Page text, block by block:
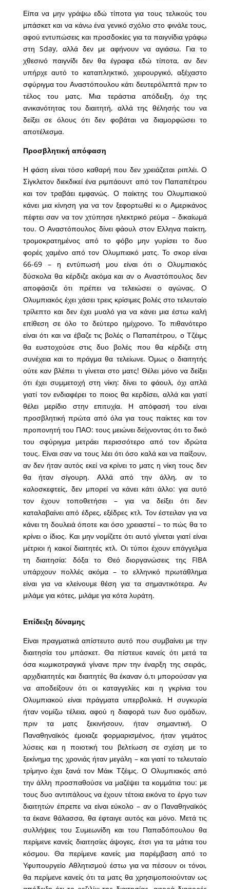
Είπα να μην γράψω εδώ τίποτα για τους τελικούς του
μπάσκετ και να κάνω ένα γενικό σχόλιο στο φινάλε τους,
αφού εντυπώσεις και προσδοκίες για τα παιγνίδια γράφω
στη Sday, αλλά δεν με αφήνουν να αγιάσω. Για το
χθεσινό παιγνίδι δεν θα έγραφα εδώ τίποτα, αν δεν
υπήρχε αυτό το καταπληκτικό, χειρουργικό, αξέχαστο
σφύριγμα του Αναστόπουλου κάτι δευτερόλεπτά πριν το
τέλος του ματς. Μια τεράστια απόδειξη, όχι της
ανικανότητας του διαιτητή, αλλά της θέλησής του να
δείξει σε όλους ότι δεν φοβάται να διαμορφώσει το
αποτέλεσμα.
Προσβλητική απόφαση
Η φάση είναι τόσο καθαρή που δεν χρειάζεται ριπλέι. Ο
Σίγκλετον διεκδικεί ένα ριμπάουντ από τον Παπαπέτρου
και τον τραβάει εμφανώς. Ο παίκτης του Ολυμπιακού
κάνει μια κίνηση για να τον ξεφορτωθεί κι ο Αμερικάνος
πέφτει σαν να τον χτύπησε ηλεκτρικό ρεύμα – δικαίωμά
του. Ο Αναστόπουλος δίνει φάουλ στον Ελληνα παίκτη,
τρομοκρατημένος από το φόβο μην γυρίσει το δυο
φορές χαμένο από τον Ολυμπιακό ματς. Το σκορ είναι
66-69 – η εντύπωσή μου είναι ότι ο Ολυμπιακός
δύσκολα θα κέρδιζε ακόμα και αν ο Αναστόπουλος δεν
αποφάσιζε ότι πρέπει να τελειώσει ο αγώνας. Ο
Ολυμπιακός έχει χάσει τρεις κρίσιμες βολές στο τελευταίο
τρίλεπτο και δεν έχει μυαλό για να κάνει μια έστω καλή
επίθεση σε όλο το δεύτερο ημίχρονο. Το πιθανότερο
είναι ότι και να έβαζε τις βολές ο Παπαπέτρου, ο Τζέιμς
θα ευστοχούσε στις δυο βολές που θα κέρδιζε στη
συνέχεια και το πράγμα θα τελείωνε. Όμως ο διαιτητής
ούτε καν βλέπει τι γίνεται στο ματς! Θέλει μόνο να δείξει
ότι έχει συμμετοχή στη νίκη: δίνει το φάουλ, όχι απλά
γιατί τον ενδιαφέρει το ποιος θα κερδίσει, αλλά και γιατί
θέλει μερίδιο στην επιτυχία. Η απόφασή του είναι
προσβλητική πρώτα από όλα για τους παίκτες και τον
προπονητή του ΠΑΟ: τους μειώνει δείχνοντας ότι το δικό
του σφύριγμα μετράει περισσότερο από τον ιδρώτα
τους. Είναι σαν να τους λέει ότι όσο καλά και να παίξουν,
αν δεν ήταν αυτός εκεί να κρίνει το ματς η νίκη τους δεν
θα ήταν σίγουρη. Αλλά από την άλλη, αν το
καλοσκεφτείς, δεν μπορεί να κάνει κάτι άλλο: για αυτό
τον έχουν τοποθετήσει – για να δείξει ότι δεν
καταλαβαίνει από έδρες, εξέδρες κτλ. Τον έστειλαν για να
κάνει τη δουλειά όποτε και όσο χρειαστεί – το πώς θα το
κρίνει ο ίδιος. Και μην νομίζετε ότι αυτό γίνεται γιατί είναι
μέτριοι ή κακοί διαιτητές κτλ. Οι τύποι έχουν επάγγελμα
τη διαιτησία: δόξα το Θεό διοργανώσεις της FIBA
υπάρχουν πολλές ακόμα – το ελληνικό πρωτάθλημα
είναι για να κλείνουμε θέση για τα σημαντικότερα. Αν
μιλάμε για κότες, μιλάμε για κότα λυράτη.
Επίδειξη δύναμης
Είναι πραγματικά απίστευτο αυτό που συμβαίνει με την
διαιτησία του μπάσκετ. Θα πίστευε κανείς ότι μετά τα
όσα κωμικοτραγικά γίνανε πριν την έναρξη της σειράς,
αρχιδιαιτητές και διαιτητές θα έκαναν ό,τι μπορούσαν για
να αποδείξουν ότι οι καταγγελίες και η γκρίνια του
Ολυμπιακού είναι πράγματα υπερβολικά. Η συγκυρία
ήταν νομίζω τέλεια, αφού η διαφορά των δυο ομάδων,
πριν τα ματς ξεκινήσουν, ήταν σημαντική. Ο
Παναθηναϊκός έμοιαζε φορμαρισμένος, ήταν γεμάτος
λύσεις και η ποιοτική του βελτίωση σε σχέση με το
ξεκίνημα της χρονιάς ήταν μεγάλη – και γιατί το τελευταίο
τρίμηνο έχει ξανά τον Μάικ Τζέιμς. Ο Ολυμπιακός από
την άλλη προσπαθούσε να μαζέψει τα κομμάτια του: με
τους δυο αντιπάλους να έχουν τέτοια εικόνα το έργο των
διαιτητών έπρεπε να είναι εύκολο – αν ο Παναθηναϊκός
τα έκανε θάλασσα, θα έφταιγε αυτός και μόνο. Μετά τις
συλλήψεις του Συμεωνίδη και του Παπαδόπουλου θα
περίμενε κανείς διαιτησίες άψογες, έτσι για τα μάτια του
κόσμου. Θα περίμενε κανείς μια παρέμβαση από το
Υφυπουργείο Αθλητισμού έστω για να πέσουν οι τόνοι,
θα περίμενε κανείς ότι τα ματς θα χρησιμοποιούνταν ως